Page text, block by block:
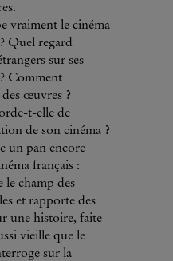
vraiment le cinéma
Quel regard
sur ses
Comment
œuvres ?
t-elle de
de son cinéma ?
un pan encore
français :
champ des
et rapporte des
une histoire, faite
vieille que le
sur la